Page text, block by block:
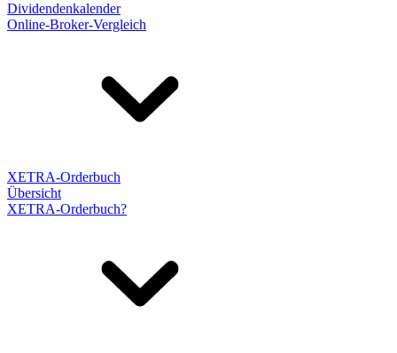
Dividendenkalender
Online-Broker-Vergleich
XETRA-Orderbuch
Übersicht
XETRA-Orderbuch?